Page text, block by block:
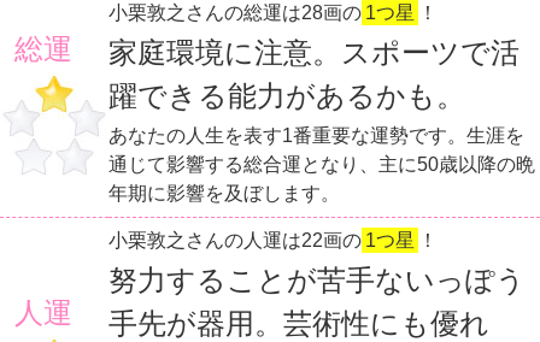
総運
小栗敦之さんの総運は28画の 1つ星 ！
家庭環境に注意。スポーツで活
躍できる能力があるかも。
あなたの人生を表す1番重要な運勢です。生涯を
通じて影響する総合運となり、主に50歳以降の晩
年期に影響を及ぼします。
人運
小栗敦之さんの人運は22画の 1つ星 ！
努力することが苦手ないっぽう
手先が器用。芸術性にも優れ